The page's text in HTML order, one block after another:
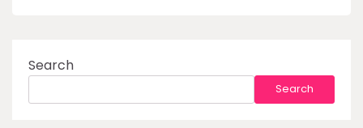
Search
Search